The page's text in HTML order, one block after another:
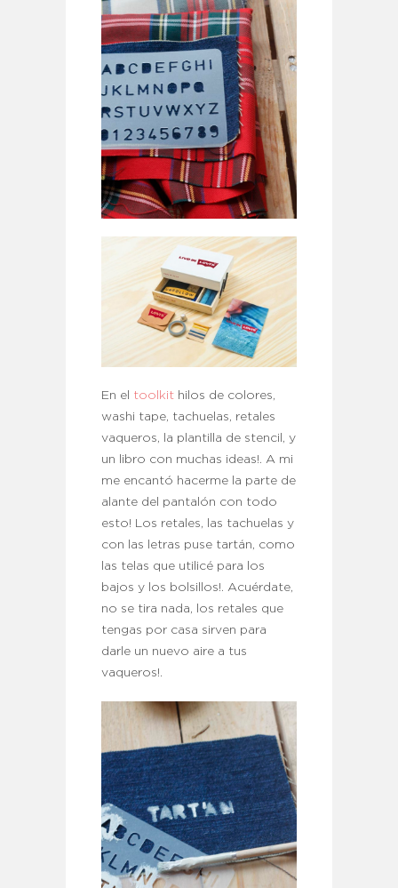
En el toolkit hilos de colores,
washi tape, tachuelas, retales
vaqueros, la plantilla de stencil, y
un libro con muchas ideas!. A mi
me encantó hacerme la parte de
alante del pantalón con todo
esto! Los retales, las tachuelas y
con las letras puse tartán, como
las telas que utilicé para los
bajos y los bolsillos!. Acuérdate,
no se tira nada, los retales que
tengas por casa sirven para
darle un nuevo aire a tus
vaqueros!.